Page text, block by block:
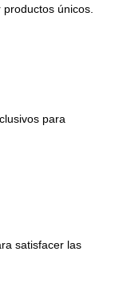
únicos.
para
satisfacer las